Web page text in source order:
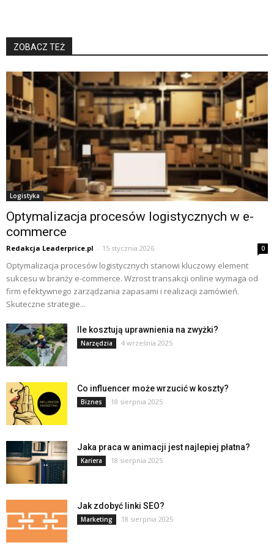
ZOBACZ TEŻ
Logistyka
Optymalizacja procesów logistycznych w e-
commerce
Redakcja Leaderprice.pl - 15 stycznia 2026 0
Optymalizacja procesów logistycznych stanowi kluczowy element
sukcesu w branży e-commerce. Wzrost transakcji online wymaga od
firm efektywnego zarządzania zapasami i realizacji zamówień.
Skuteczne strategie...
Ile kosztują uprawnienia na zwyżki?
Narzędzia 4 września 2025
Co influencer może wrzucić w koszty?
Biznes 18 sierpnia 2025
Jaka praca w animacji jest najlepiej płatna?
Kariera 18 sierpnia 2025
Jak zdobyć linki SEO?
Marketing 18 sierpnia 2025